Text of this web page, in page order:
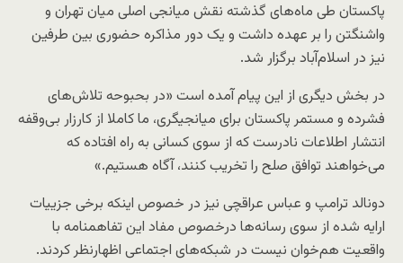
پاکستان طی ماه‌های گذشته نقش میانجی اصلی میان تهران و
واشنگتن را بر عهده داشت و یک دور مذاکره حضوری بین طرفین
نیز در اسلام‌آباد برگزار شد.
در بخش دیگری از این پیام آمده است «در بحبوحه تلاش‌های
فشرده و مستمر پاکستان برای میانجیگری، ما کاملا از کارزار بی‌وقفه
انتشار اطلاعات نادرست که از سوی کسانی به راه افتاده که
می‌خواهند توافق صلح را تخریب کنند، آگاه هستیم.»
دونالد ترامپ و عباس عراقچی نیز در خصوص اینکه برخی جزییات
ارایه شده از سوی رسانه‌ها درخصوص مفاد این تفاهمنامه با
واقعیت هم‌خوان نیست در شبکه‌های اجتماعی اظهارنظر کردند.